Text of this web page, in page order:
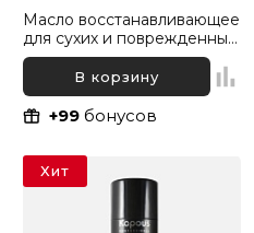
Масло восстанавливающее
для сухих и поврежденных
волос Bravia Oil Hair Repair,
В корзину
+99 бонусов
Хит